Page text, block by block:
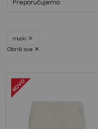
muski
Obriši sve
Generacije rastu uz
već decenijama veruju.
Unesi svoju e-poštu da
Potvrđujem da sam
sa